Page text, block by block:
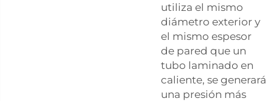
utiliza el mismo
diámetro exterior y
el mismo espesor
de pared que un
tubo laminado en
caliente, se generará
una presión más